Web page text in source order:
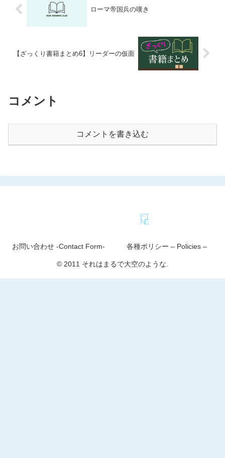
ローマ帝国兵の嘆き
【ざっくり書籍まとめ6】リーダーの仮面
コメント
コメントを書き込む
お問い合わせ -Contact Form- 各種ポリシー – Policies –
© 2011 それはまるで大空のような.